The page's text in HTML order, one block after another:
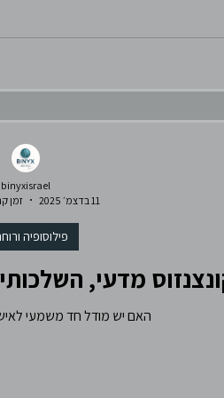
מדעי,
האם יש מודל חד משמעי
פילוסופיה
binyxisrael
11 בדצמ׳ 2025
זמן